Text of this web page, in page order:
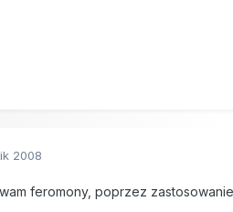
2008
feromony, poprzez